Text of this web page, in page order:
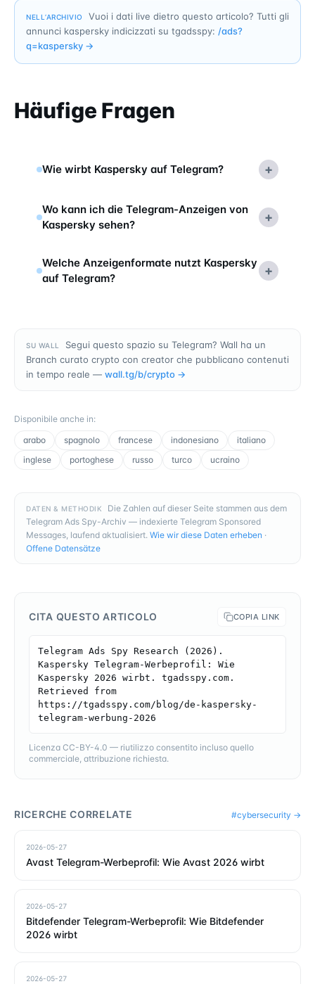
NELL’ARCHIVIO
Vuoi i dati live dietro questo articolo? Tutti gli
annunci kaspersky indicizzati su tgadsspy: /ads?
q=kaspersky →
Häufige Fragen
Wie wirbt Kaspersky auf Telegram? +
Wo kann ich die Telegram-Anzeigen von
Kaspersky sehen?
+
Welche Anzeigenformate nutzt Kaspersky
auf Telegram?
+
SU WALL
Segui questo spazio su Telegram? Wall ha un
Branch curato crypto con creator che pubblicano contenuti
in tempo reale — wall.tg/b/crypto →
Disponibile anche in:
arabo
spagnolo francese indonesiano
italiano
inglese
portoghese russo turco ucraino
DATEN & METHODIK
Die Zahlen auf dieser Seite stammen aus dem
Telegram Ads Spy-Archiv — indexierte Telegram Sponsored
Messages, laufend aktualisiert. Wie wir diese Daten erheben ·
Offene Datensätze
CITA QUESTO ARTICOLO COPIA LINK
Telegram Ads Spy Research (2026).
Kaspersky Telegram-Werbeprofil: Wie
Kaspersky 2026 wirbt. tgadsspy.com.
Retrieved from
https://tgadsspy.com/blog/de-kaspersky-
telegram-werbung-2026
Licenza CC-BY-4.0 — riutilizzo consentito incluso quello
commerciale, attribuzione richiesta.
RICERCHE CORRELATE #cybersecurity →
2026-05-27
Avast Telegram-Werbeprofil: Wie Avast 2026 wirbt
2026-05-27
Bitdefender Telegram-Werbeprofil: Wie Bitdefender
2026 wirbt
2026-05-27